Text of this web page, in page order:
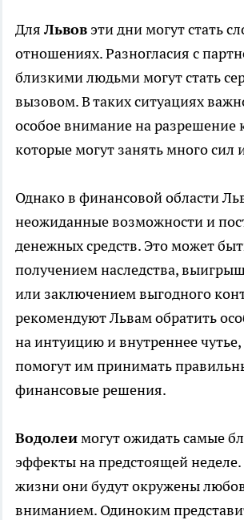
Для Львов эти дни могут стать
отношениях. Разногласия с
близкими людьми могут стать
вызовом. В таких ситуациях
особое внимание на разрешение
которые могут занять много сил
Однако в финансовой области
неожиданные возможности и
денежных средств. Это может
получением наследства,
или заключением выгодного
рекомендуют Львам обратить
на интуицию и внутреннее
помогут им принимать
финансовые решения.
Водолеимогут ожидать самые
эффекты на предстоящей
жизни они будут окружены
вниманием. Одиноким